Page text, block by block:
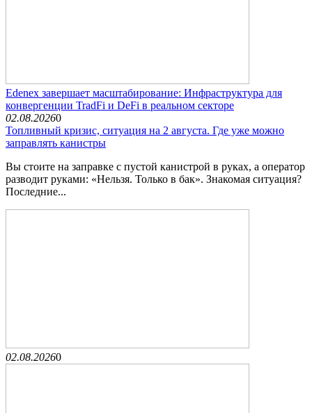
Edenex завершает масштабирование: Инфраструктура для
конвергенции TradFi и DeFi в реальном секторе
02.08.20260
Топливный кризис, ситуация на 2 августа. Где уже можно
заправлять канистры
Вы стоите на заправке с пустой канистрой в руках, а оператор
разводит руками: «Нельзя. Только в бак». Знакомая ситуация?
Последние...
02.08.20260